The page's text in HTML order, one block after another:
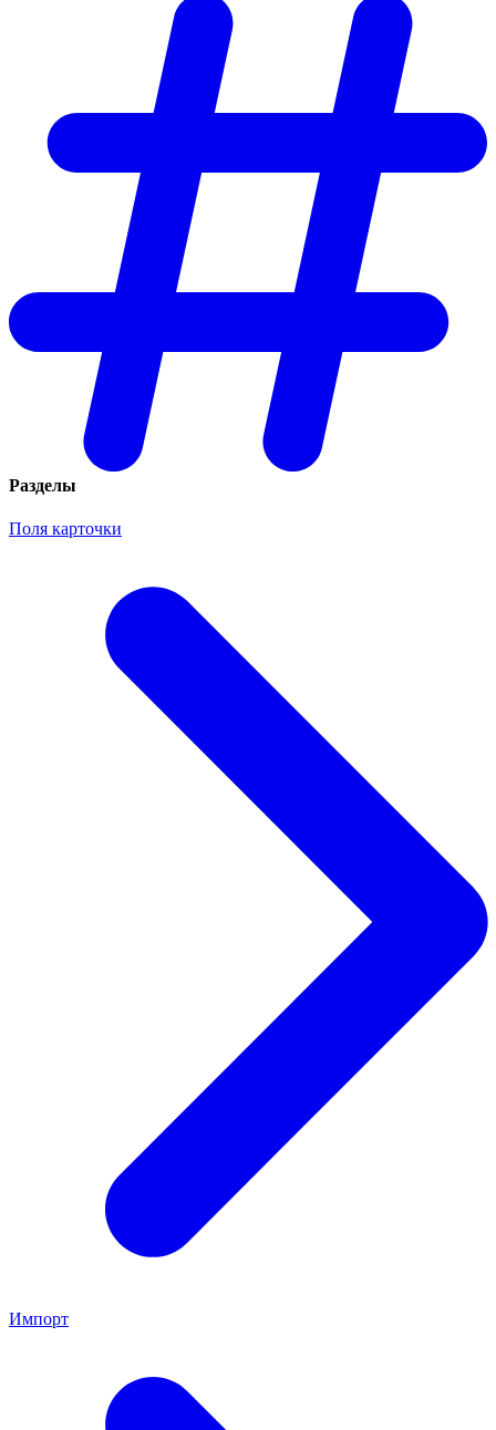
Разделы
Поля карточки
Импорт